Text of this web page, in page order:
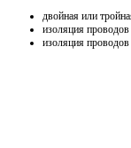
двойная или
изоляция
изоляция проводов